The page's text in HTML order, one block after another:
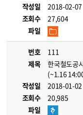
작성일
2018-02-07
조회수
27,604
파일
번호
111
제목
한국철도공
(~1.16
작성일
2018-01-02
조회수
20,985
파일